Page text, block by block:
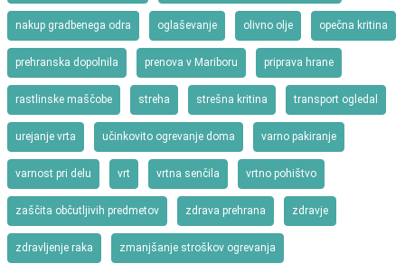
nakup gradbenega odra oglaševanje olivno olje opečna kritina
prehranska dopolnila prenova v Mariboru priprava hrane
rastlinske maščobe streha strešna kritina transport ogledal
urejanje vrta učinkovito ogrevanje doma varno pakiranje
varnost pri delu vrt vrtna senčila vrtno pohištvo
zaščita občutljivih predmetov zdrava prehrana zdravje
zdravljenje raka zmanjšanje stroškov ogrevanja